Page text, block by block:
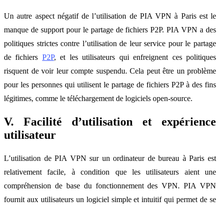
Un autre aspect négatif de l’utilisation de PIA VPN à Paris est le
manque de support pour le partage de fichiers P2P. PIA VPN a des
politiques strictes contre l’utilisation de leur service pour le partage
de fichiers P2P, et les utilisateurs qui enfreignent ces politiques
risquent de voir leur compte suspendu. Cela peut être un problème
pour les personnes qui utilisent le partage de fichiers P2P à des fins
légitimes, comme le téléchargement de logiciels open-source.
V. Facilité d’utilisation et expérience
utilisateur
L’utilisation de PIA VPN sur un ordinateur de bureau à Paris est
relativement facile, à condition que les utilisateurs aient une
compréhension de base du fonctionnement des VPN. PIA VPN
fournit aux utilisateurs un logiciel simple et intuitif qui permet de se